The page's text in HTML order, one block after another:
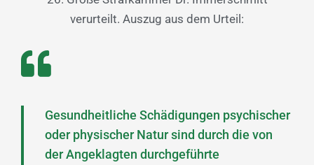
verurteilt. Auszug aus dem Urteil:
Gesundheitliche Schädigungen psychischer
oder physischer Natur sind durch die von
der Angeklagten durchgeführte